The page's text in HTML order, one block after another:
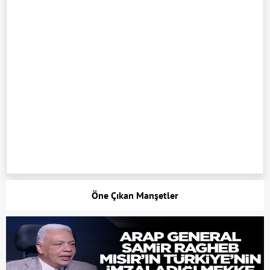
Öne Çıkan Manşetler